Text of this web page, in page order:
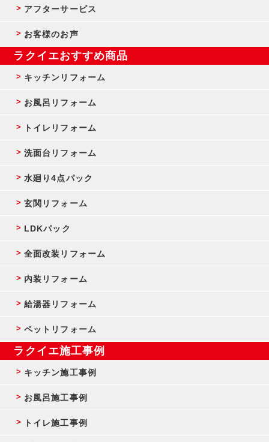
アフターサービス
お客様のお声
ラクイエおすすめ商品
キッチンリフォーム
お風呂リフォーム
トイレリフォーム
洗面台リフォーム
水廻り4点パック
玄関リフォーム
LDKパック
全面改装リフォーム
内装リフォーム
給湯器リフォーム
ペットリフォーム
ラクイエ施工事例
キッチン施工事例
お風呂施工事例
トイレ施工事例